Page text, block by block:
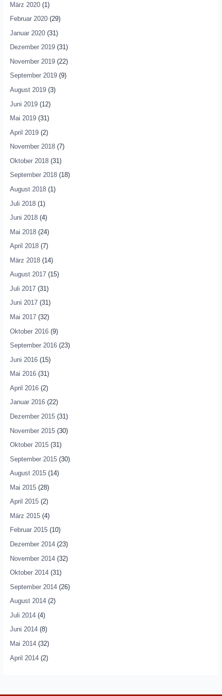
März 2020(1)
Februar 2020(29)
Januar 2020(31)
Dezember 2019(31)
November 2019(22)
September 2019(9)
August 2019(3)
Juni 2019(12)
Mai 2019(31)
April 2019(2)
November 2018(7)
Oktober 2018(31)
September 2018(18)
August 2018(1)
Juli 2018(1)
Juni 2018(4)
Mai 2018(24)
April 2018(7)
März 2018(14)
August 2017(15)
Juli 2017(31)
Juni 2017(31)
Mai 2017(32)
Oktober 2016(9)
September 2016(23)
Juni 2016(15)
Mai 2016(31)
April 2016(2)
Januar 2016(22)
Dezember 2015(31)
November 2015(30)
Oktober 2015(31)
September 2015(30)
August 2015(14)
Mai 2015(28)
April 2015(2)
März 2015(4)
Februar 2015(10)
Dezember 2014(23)
November 2014(32)
Oktober 2014(31)
September 2014(26)
August 2014(2)
Juli 2014(4)
Juni 2014(8)
Mai 2014(32)
April 2014(2)